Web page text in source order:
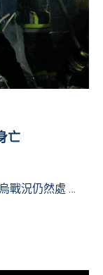
亡
戰況仍然處 …